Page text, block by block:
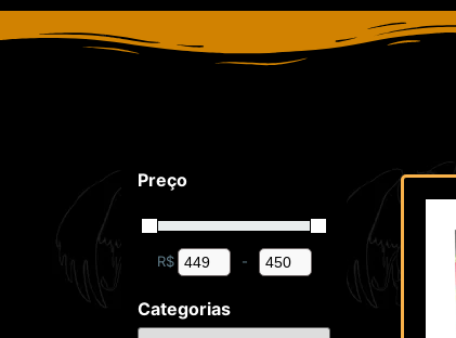
Preço
R$ Minimum Price
-Maximum Price
Categorias